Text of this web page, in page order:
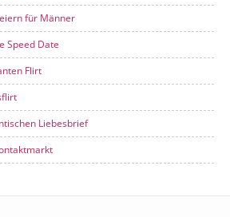
für Männer
Speed Date
Flirt
Liebesbrief